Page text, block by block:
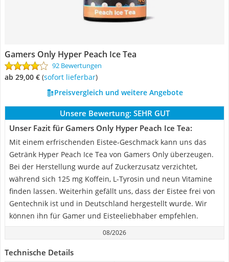
‎Gamers Only Hyper Peach Ice Tea
92 Bewertungen
ab 29,00 € ( Sofort lieferbar)
Preisvergleich und weitere Angebote
Unsere Bewertung: SEHR GUT
Unser Fazit für ‎Gamers Only Hyper Peach Ice Tea:
Mit einem erfrischenden Eistee-Geschmack kann uns das
Getränk Hyper Peach Ice Tea von Gamers Only überzeugen.
Bei der Herstellung wurde auf Zuckerzusatz verzichtet,
während sich 125 mg Koffein, L-Tyrosin und neun Vitamine
finden lassen. Weiterhin gefällt uns, dass der Eistee frei von
Gentechnik ist und in Deutschland hergestellt wurde. Wir
können ihn für Gamer und Eisteeliebhaber empfehlen.
08/2026
Technische Details